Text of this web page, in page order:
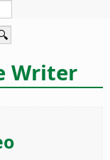
Writer